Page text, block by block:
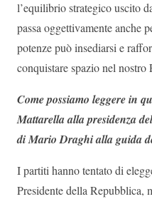
l’equilibrio strategico uscito
passa oggettivamente anche
potenze può insediarsi e
conquistare spazio nel nostro
Come possiamo leggere in
Mattarella alla presidenza
di Mario Draghi alla guida
I partiti hanno tentato di
Presidente della Repubblica,